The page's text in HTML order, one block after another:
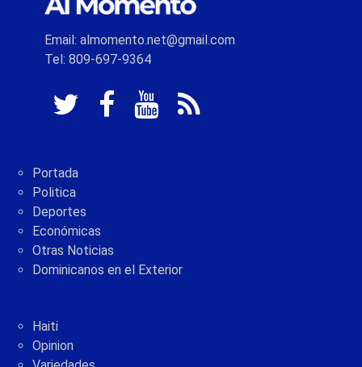
Email: almomento.net@gmail.com
Tel: 809-697-9364
Portada
Politica
Deportes
Económicas
Otras Noticias
Dominicanos en el Exterior
Haiti
Opinion